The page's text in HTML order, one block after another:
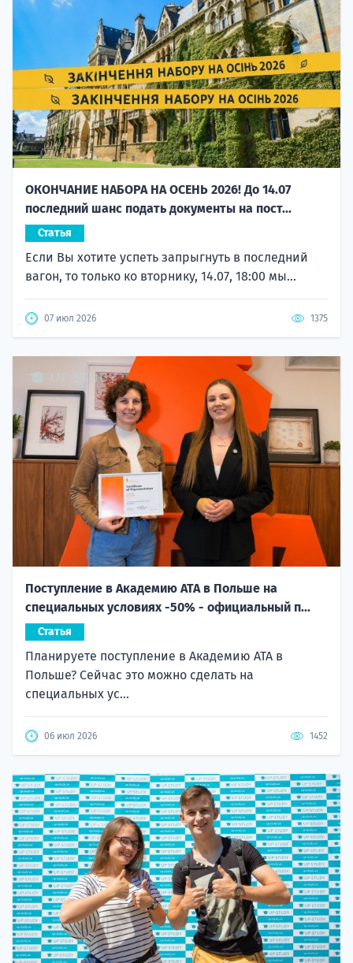
ОКОНЧАНИЕ НАБОРА НА ОСЕНЬ 2026! До 14.07
последний шанс подать документы на пост...
Статья
Если Вы хотите успеть запрыгнуть в последний
вагон, то только ко вторнику, 14.07, 18:00 мы...
07 июл 2026 1375
Поступление в Академию ATA в Польше на
специальных условиях -50% - официальный п...
Статья
Планируете поступление в Академию ATA в
Польше? Сейчас это можно сделать на
специальных ус...
06 июл 2026 1452